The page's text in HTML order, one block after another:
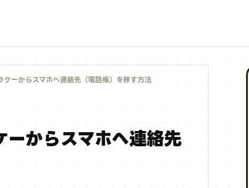
ケーからスマホへ連絡先（電話帳）を移す方法
ーからスマホへ連絡先